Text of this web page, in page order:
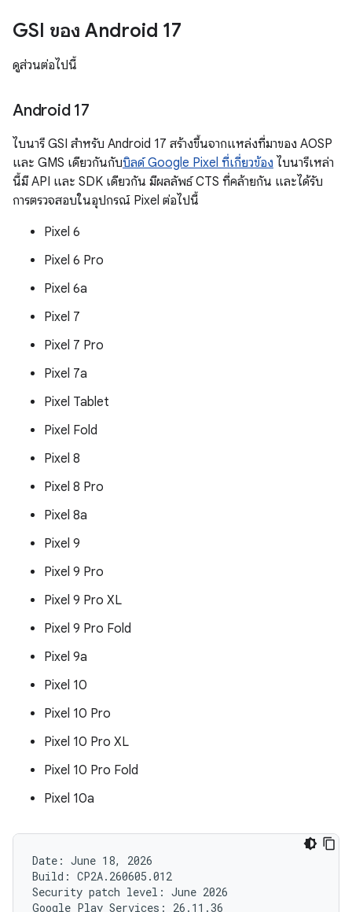
GSI ของ Android 17
ดูส่วนต่อไปนี้
Android 17
ไบนารี GSI สำหรับ Android 17 สร้างขึ้นจากแหล่งที่มาของ AOSP
และ GMS เดียวกันกับบิลด์ Google Pixel ที่เกี่ยวข้อง ไบนารีเหล่า
นี้มี API และ SDK เดียวกัน มีผลลัพธ์ CTS ที่คล้ายกัน และได้รับ
การตรวจสอบในอุปกรณ์ Pixel ต่อไปนี้
Pixel 6
Pixel 6 Pro
Pixel 6a
Pixel 7
Pixel 7 Pro
Pixel 7a
Pixel Tablet
Pixel Fold
Pixel 8
Pixel 8 Pro
Pixel 8a
Pixel 9
Pixel 9 Pro
Pixel 9 Pro XL
Pixel 9 Pro Fold
Pixel 9a
Pixel 10
Pixel 10 Pro
Pixel 10 Pro XL
Pixel 10 Pro Fold
Pixel 10a
Date: June 18, 2026
Build: CP2A.260605.012
Security patch level: June 2026